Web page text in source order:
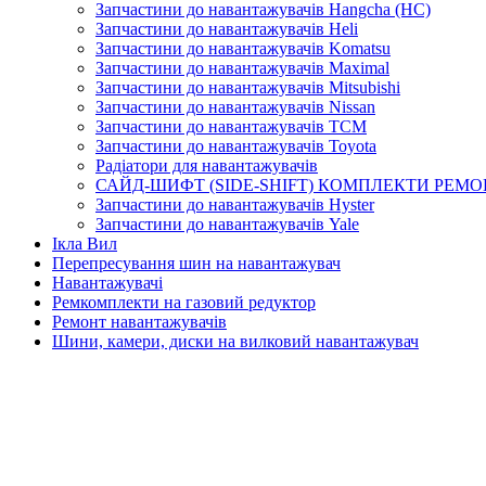
Запчастини до навантажувачів Hangcha (HC)
Запчастини до навантажувачів Heli
Запчастини до навантажувачів Komatsu
Запчастини до навантажувачів Maximal
Запчастини до навантажувачів Mitsubishi
Запчастини до навантажувачів Nissan
Запчастини до навантажувачів TCM
Запчастини до навантажувачів Toyota
Радіатори для навантажувачів
САЙД-ШИФТ (SIDE-SHIFT) КОМПЛЕКТИ
Запчастини до навантажувачів Hyster
Запчастини до навантажувачів Yale
Ікла Вил
Перепресування шин на навантажувач
Навантажувачі
Ремкомплекти на газовий редуктор
Ремонт навантажувачів
Шини, камери, диски на вилковий навантажувач